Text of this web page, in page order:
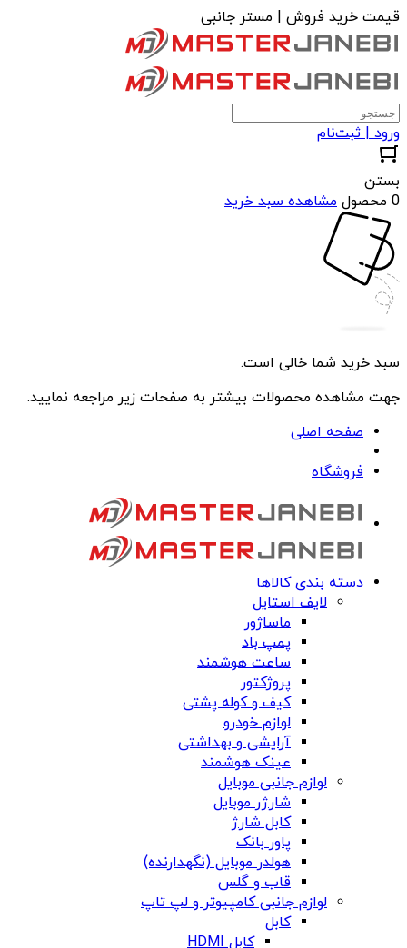
قیمت خرید فروش | مستر جانبی
ورود | ثبت‌نام
بستن
0 محصول
مشاهده سبد خرید
سبد خرید شما خالی است.
جهت مشاهده محصولات بیشتر به صفحات زیر مراجعه نمایید.
صفحه اصلی
فروشگاه
دسته بندی کالاها
لایف استایل
ماساژور
پمپ باد
ساعت هوشمند
پروژکتور
کیف و کوله پشتی
لوازم خودرو
آرایشی و بهداشتی
عینک هوشمند
لوازم جانبی موبایل
شارژر موبایل
کابل شارژ
پاور بانک
هولدر موبایل (نگهدارنده)
قاب و گلس
لوازم جانبی کامپیوتر و لپ تاپ
کابل
کابل HDMI